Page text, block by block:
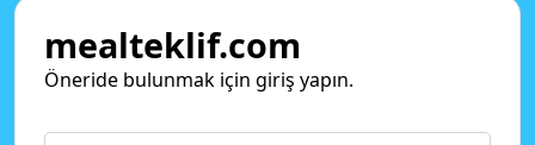
mealteklif.com
Öneride bulunmak için giriş yapın.